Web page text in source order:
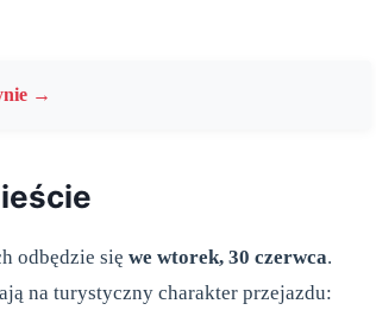
→
odbędzie się we wtorek, 30 czerwca.
na turystyczny charakter przejazdu: